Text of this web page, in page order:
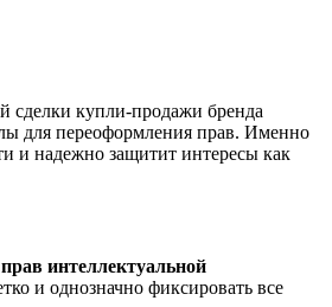
сделки купли-продажи бренда
для переоформления прав. Именно
и надежно защитит интересы как
интеллектуальной
и однозначно фиксировать все